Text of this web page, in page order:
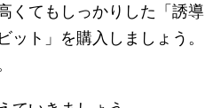
くてもしっかりした「誘導
ット」を購入しましょう。